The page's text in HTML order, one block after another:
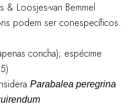
& Loosjes-van Bemmel
podem ser conespecíficos.
concha); espécime
Parabalea peregrina